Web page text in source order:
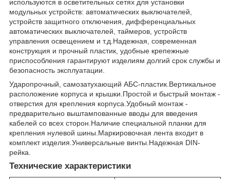
используются в осветительных сетях для установки
модульных устройств: автоматических выключателей,
устройств защитного отключения, дифференциальных
автоматических выключателей, таймеров, устройств
управления освещением и т.д.Надежная, современная
конструкция и прочный пластик, удобные крепежные
приспособления гарантируют изделиям долгий срок службы и
безопасность эксплуатации.
Ударопрочный, самозатухающий АБС-пластик.Вертикальное
расположение корпуса и крышки.Простой и быстрый монтаж -
отверстия для крепления корпуса.Удобный монтаж -
предварительно выштампованные вводы для введения
кабелей со всех сторон.Наличие специальной планки для
крепления нулевой шины.Маркировочная лента входит в
комплект изделия.Универсальные винты.Надежная DIN-
рейка.
Технические характеристики